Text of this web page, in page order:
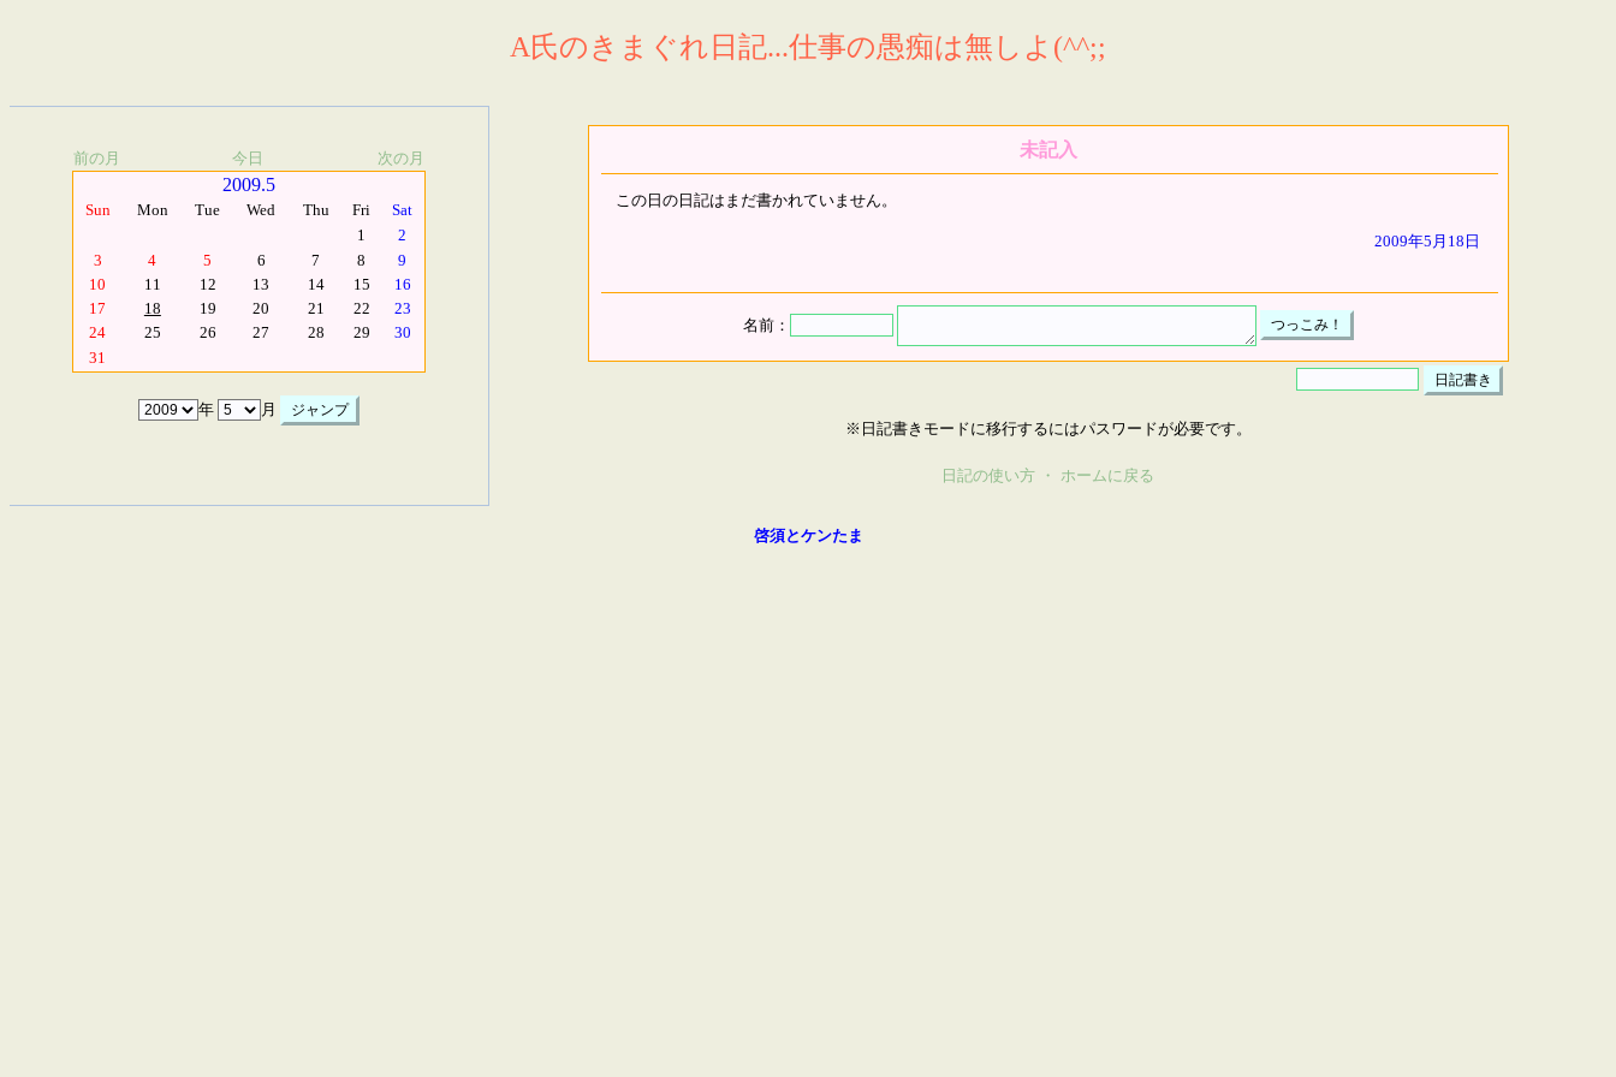
A氏のきまぐれ日記...仕事の愚痴は無しよ(^^;;
前の月 今日 次の月
2009.5
Sun Mon Tue Wed Thu Fri
Sat
1
2
3
4 5 6 7 8
9
10
11 12 13 14 15
16
17
18 19 20 21 22
23
24
25 26 27 28 29
30
31
年 月
未記入
この日の日記はまだ書かれていません。
2009年5月18日
名前：
※日記書きモードに移行するにはパスワードが必要です。
日記の使い方 ・ ホームに戻る
啓須とケンたま